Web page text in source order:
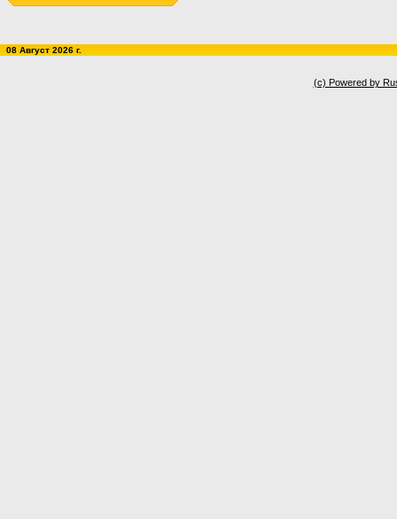
08 Август 2026 г.
(c) Powered by